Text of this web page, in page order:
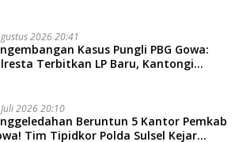
2026 20:41
Kasus Pungli PBG Gowa:
Terbitkan LP Baru, Kantongi
2026 20:10
Beruntun 5 Kantor Pemkab
Tim Tipidkor Polda Sulsel Kejar